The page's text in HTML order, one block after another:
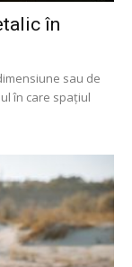
în
sau de
în care spațiul